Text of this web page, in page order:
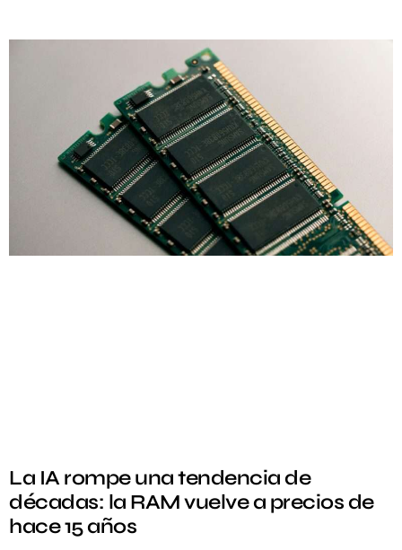
La IA rompe una tendencia de
décadas: la RAM vuelve a precios de
hace 15 años